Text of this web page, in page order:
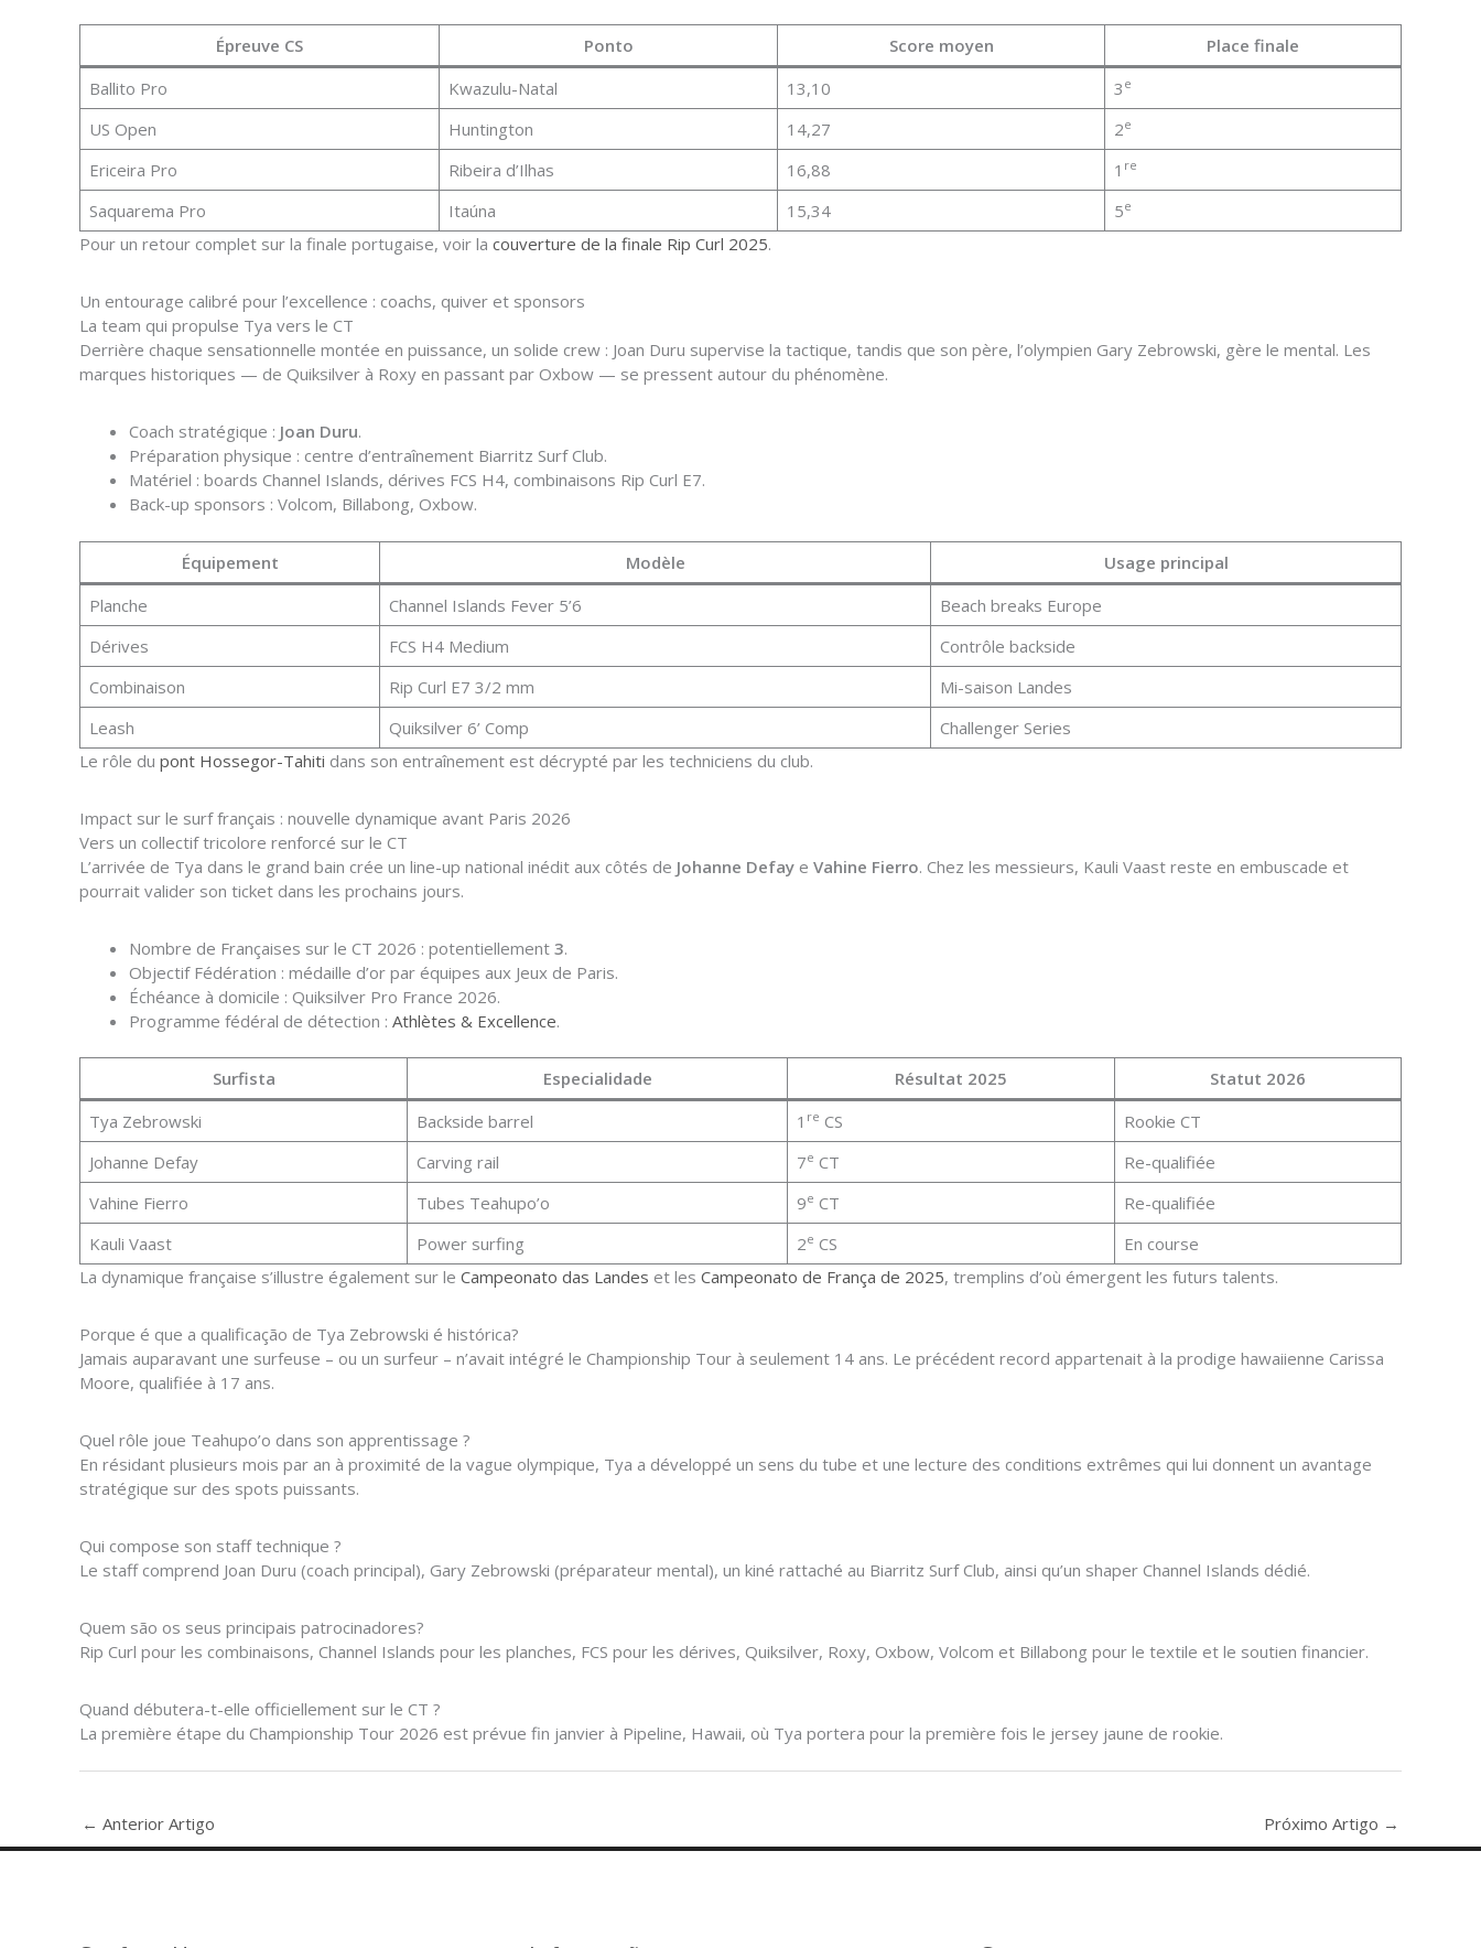
Épreuve CS Ponto Score moyen
Place finale
Ballito Pro
Kwazulu-Natal 13,10 3 e
US Open Huntington 14,27 2e
Ericeira Pro Ribeira d’Ilhas 16,88 1 re
Saquarema Pro Itaúna 15,34 5e
Pour un retour complet sur la finale portugaise, voir la couverture de la finale Rip Curl 2025.
Un entourage calibré pour l’excellence : coachs, quiver et sponsors
La team qui propulse Tya vers le CT
Derrière chaque sensationnelle montée en puissance, un solide crew : Joan Duru supervise la tactique, tandis que son père, l’olympien Gary Zebrowski, gère le mental. Les
marques historiques — de Quiksilver à Roxy en passant par Oxbow — se pressent autour du phénomène.
Coach stratégique : Joan Duru.
Préparation physique : centre d’entraînement Biarritz Surf Club.
Matériel : boards Channel Islands, dérives FCS H4, combinaisons Rip Curl E7.
Back-up sponsors : Volcom, Billabong, Oxbow.
Équipement Modèle
Usage principal
Planche
Channel Islands Fever 5’6
Beach breaks Europe
Dérives
FCS H4 Medium
Contrôle backside
Combinaison
Rip Curl E7 3/2 mm
Mi-saison Landes
Leash
Quiksilver 6’ Comp
Challenger Series
Le rôle du pont Hossegor-Tahiti dans son entraînement est décrypté par les techniciens du club.
Impact sur le surf français : nouvelle dynamique avant Paris 2026
Vers un collectif tricolore renforcé sur le CT
L’arrivée de Tya dans le grand bain crée un line-up national inédit aux côtés de Johanne Defay e Vahine Fierro. Chez les messieurs, Kauli Vaast reste en embuscade et
pourrait valider son ticket dans les prochains jours.
Nombre de Françaises sur le CT 2026 : potentiellement 3.
Objectif Fédération : médaille d’or par équipes aux Jeux de Paris.
Échéance à domicile : Quiksilver Pro France 2026.
Programme fédéral de détection : Athlètes & Excellence.
Surfista Especialidade Résultat 2025
Statut 2026
Tya Zebrowski
Backside barrel 1 re CS
Rookie CT
Johanne Defay
Carving rail 7e CT
Re-qualifiée
Vahine Fierro
Tubes Teahupo’o 9e CT
Re-qualifiée
Kauli Vaast
Power surfing 2e CS
En course
La dynamique française s’illustre également sur le Campeonato das Landes et les Campeonato de França de 2025, tremplins d’où émergent les futurs talents.
Porque é que a qualificação de Tya Zebrowski é histórica?
Jamais auparavant une surfeuse – ou un surfeur – n’avait intégré le Championship Tour à seulement 14 ans. Le précédent record appartenait à la prodige hawaiienne Carissa
Moore, qualifiée à 17 ans.
Quel rôle joue Teahupo’o dans son apprentissage ?
En résidant plusieurs mois par an à proximité de la vague olympique, Tya a développé un sens du tube et une lecture des conditions extrêmes qui lui donnent un avantage
stratégique sur des spots puissants.
Qui compose son staff technique ?
Le staff comprend Joan Duru (coach principal), Gary Zebrowski (préparateur mental), un kiné rattaché au Biarritz Surf Club, ainsi qu’un shaper Channel Islands dédié.
Quem são os seus principais patrocinadores?
Rip Curl pour les combinaisons, Channel Islands pour les planches, FCS pour les dérives, Quiksilver, Roxy, Oxbow, Volcom et Billabong pour le textile et le soutien financier.
Quand débutera-t-elle officiellement sur le CT ?
La première étape du Championship Tour 2026 est prévue fin janvier à Pipeline, Hawaii, où Tya portera pour la première fois le jersey jaune de rookie.
← Anterior Artigo Próximo Artigo →